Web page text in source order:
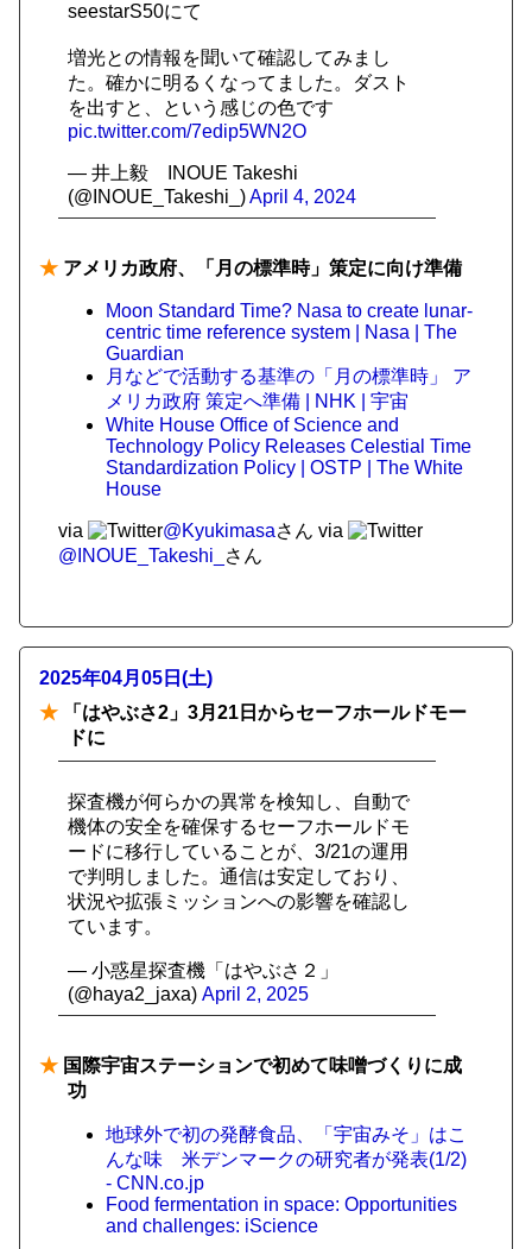
seestarS50にて
増光との情報を聞いて確認してみまし
た。確かに明るくなってました。ダスト
を出すと、という感じの色です
pic.twitter.com/7edip5WN2O
— 井上毅 INOUE Takeshi
(@INOUE_Takeshi_)April 4, 2024
★ アメリカ政府、「月の標準時」策定に向け準備
Moon Standard Time? Nasa to create lunar-
centric time reference system | Nasa | The
Guardian
月などで活動する基準の「月の標準時」 ア
メリカ政府 策定へ準備 | NHK | 宇宙
White House Office of Science and
Technology Policy Releases Celestial Time
Standardization Policy | OSTP | The White
House
via @Kyukimasaさん via
@INOUE_Takeshi_
さん
2025年04月05日(土)
★ 「はやぶさ2」3月21日からセーフホールドモー
ドに
探査機が何らかの異常を検知し、自動で
機体の安全を確保するセーフホールドモ
ードに移行していることが、3/21の運用
で判明しました。通信は安定しており、
状況や拡張ミッションへの影響を確認し
ています。
— 小惑星探査機「はやぶさ２」
(@haya2_jaxa) April 2, 2025
★ 国際宇宙ステーションで初めて味噌づくりに成
功
地球外で初の発酵食品、「宇宙みそ」はこ
んな味 米デンマークの研究者が発表(1/2)
- CNN.co.jp
Food fermentation in space: Opportunities
and challenges: iScience